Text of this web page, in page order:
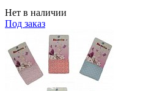
Нет в наличии
Под заказ